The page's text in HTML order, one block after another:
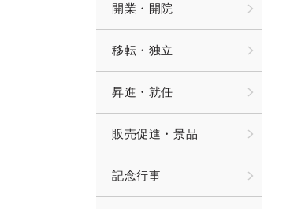
開業・開院
移転・独立
昇進・就任
販売促進・景品
記念行事